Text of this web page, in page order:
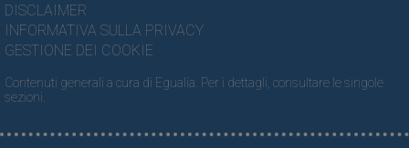
DISCLAIMER
INFORMATIVA SULLA PRIVACY
GESTIONE DEI COOKIE
Contenuti generali a cura di Egualia. Per i dettagli, consultare le singole
sezioni.